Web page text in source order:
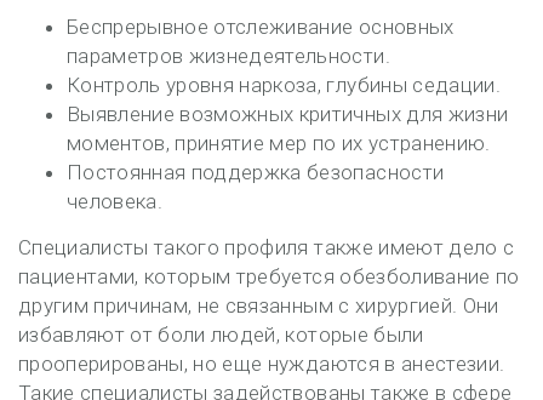
Беспрерывное отслеживание основных
параметров жизнедеятельности.
Контроль уровня наркоза, глубины седации.
Выявление возможных критичных для жизни
моментов, принятие мер по их устранению.
Постоянная поддержка безопасности
человека.
Специалисты такого профиля также имеют дело с
пациентами, которым требуется обезболивание по
другим причинам, не связанным с хирургией. Они
избавляют от боли людей, которые были
прооперированы, но еще нуждаются в анестезии.
Такие специалисты задействованы также в сфере